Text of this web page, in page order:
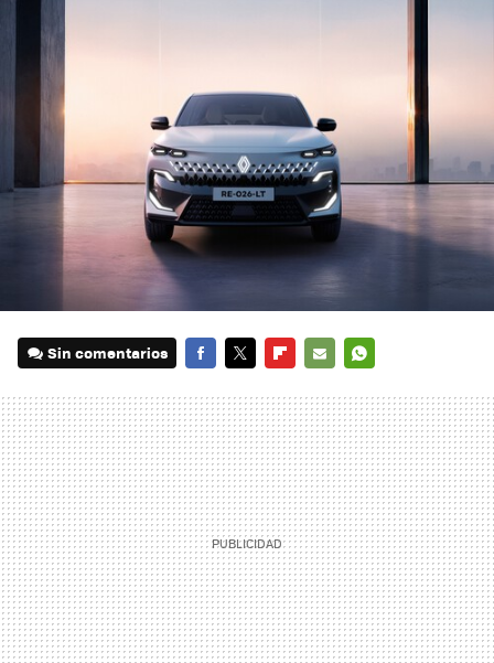
Sin comentarios
MAIL